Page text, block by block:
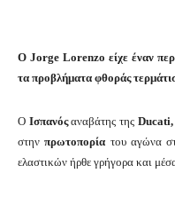
Ο Jorge Lorenzo είχε έναν
τα προβλήματα φθοράς
Ο Ισπανόςαναβάτης της Ducati,
στηνπρωτοπορία του αγώνα
ελαστικών ήρθε γρήγορα και